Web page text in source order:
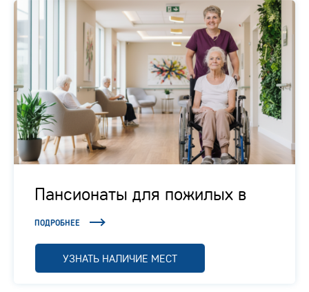
Пансионаты для пожилых в
Подмосковье
ПОДРОБНЕЕ
УЗНАТЬ НАЛИЧИЕ МЕСТ